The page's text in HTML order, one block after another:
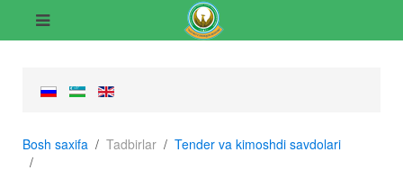
Bosh saxifa Tadbirlar
Tender va kimoshdi savdolari